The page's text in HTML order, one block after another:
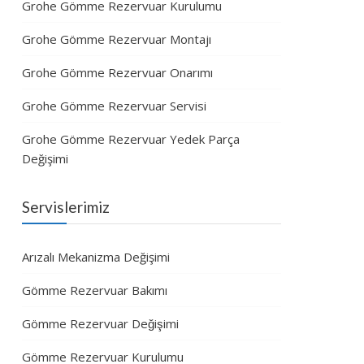
Grohe Gömme Rezervuar Kurulumu
Grohe Gömme Rezervuar Montajı
Grohe Gömme Rezervuar Onarımı
Grohe Gömme Rezervuar Servisi
Grohe Gömme Rezervuar Yedek Parça
Değişimi
Servislerimiz
Arızalı Mekanizma Değişimi
Gömme Rezervuar Bakımı
Gömme Rezervuar Değişimi
Gömme Rezervuar Kurulumu